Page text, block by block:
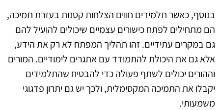
בנוסף, כאשר תלמידים חווים הצלחות קטנות בעזרת תמיכה,
הם מתחילים לפתח כישורים עצמיים שיכולים להועיל להם
גם במקרים עתידיים. זהו תהליך המפתח לא רק את הידע,
אלא גם את היכולת להתמודד עם אתגרים לימודיים. המורים
וההורים יכולים לשתף פעולה כדי להבטיח שהתלמידים
יקבלו את התמיכה המקסימלית, ולכך יש גם יתרון פדגוגי
משמעותי.